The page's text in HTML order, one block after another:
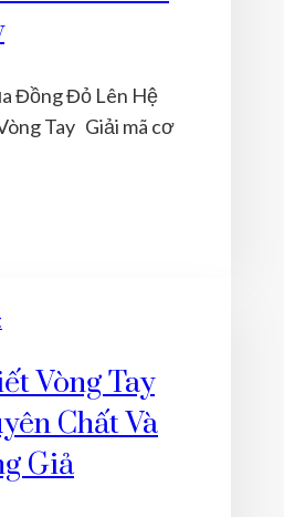
Đồng Đỏ Lên Hệ
Tay Giải mã cơ
Vòng Tay
Chất Và
Giả